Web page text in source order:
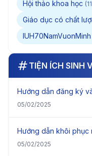
Hội thảo khoa học
Giáo dục có chất
IUH70NamVuonMinh
TIỆN ÍCH SINH
Hướng dẫn đăng ký
05/02/2025
Hướng dẫn khôi phục
05/02/2025